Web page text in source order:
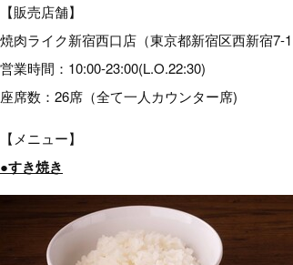
【販売店舗】
焼肉ライク新宿西口店（東京都新宿区西新宿7-
営業時間：10:00‐23:00(L.O.22:30)
座席数：26席（全て一人カウンター席)
【メニュー】
●すき焼き